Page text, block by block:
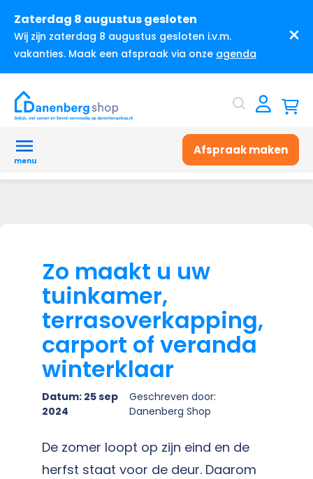
Zaterdag 8 augustus gesloten
Wij zijn zaterdag 8 augustus gesloten i.v.m.
vakanties. Maak een afspraak via onze agenda
menu
Afspraak maken
Zo maakt u uw
tuinkamer,
terrasoverkapping,
carport of veranda
winterklaar
Datum: 25 sep
2024
Geschreven door:
Danenberg Shop
De zomer loopt op zijn eind en de
herfst staat voor de deur. Daarom